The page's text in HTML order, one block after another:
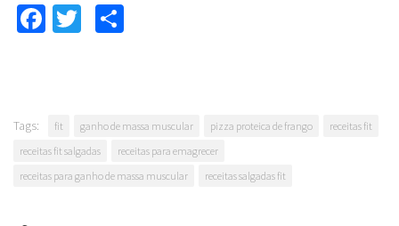
Facebook
Twitter
Tags: fit ganho de massa muscular pizza proteica de frango
receitas fit
receitas fit salgadas
receitas para emagrecer
receitas para ganho de massa muscular
receitas salgadas fit